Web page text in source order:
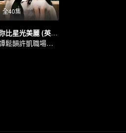
全40集
你比星光美麗 (英語版)
譚鬆韻許凱職場聯手